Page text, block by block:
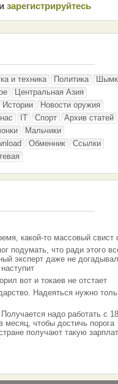
зарeгиcтрирyйтeсь
и техника Политика
Центральная Азия
Новости оружия
IT Спорт
Архив статей
Мальчики
Обменник
Ссылки
какой-то массовый свист
подумать, что ради этого
эксперт даже не
вот и токаев не отстает
Надеяться нужно
надо работать с
месяц, чтобы достичь порога
получают такую